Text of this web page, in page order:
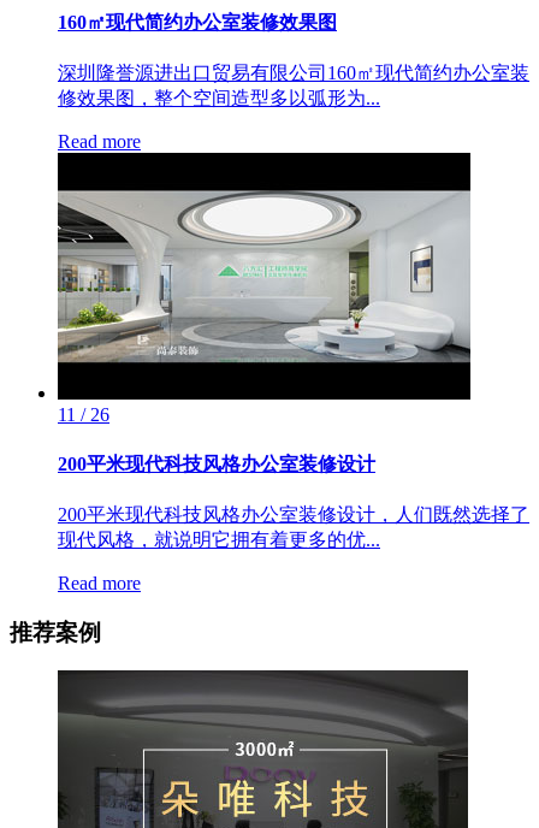
160㎡现代简约办公室装修效果图
深圳隆誉源进出口贸易有限公司160㎡现代简约办公室装
修效果图，整个空间造型多以弧形为...
Read more
11 / 26
200平米现代科技风格办公室装修设计
200平米现代科技风格办公室装修设计，人们既然选择了
现代风格，就说明它拥有着更多的优...
Read more
推荐案例